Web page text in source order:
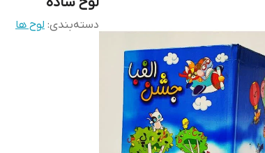
دسته‌بندی: لوح ها